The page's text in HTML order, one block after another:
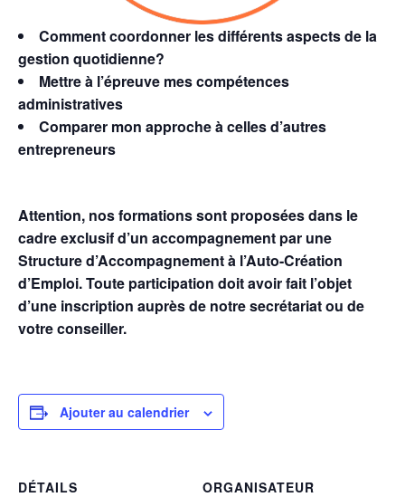
Comment coordonner les différents aspects de la
gestion quotidienne?
Mettre à l’épreuve mes compétences
administratives
Comparer mon approche à celles d’autres
entrepreneurs
Attention, nos formations sont proposées dans le
cadre exclusif d’un accompagnement par une
Structure d’Accompagnement à l’Auto-Création
d’Emploi. Toute participation doit avoir fait l’objet
d’une inscription auprès de notre secrétariat ou de
votre conseiller.
Ajouter au calendrier
DÉTAILS
ORGANISATEUR